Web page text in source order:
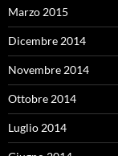
Marzo 2015
Dicembre 2014
Novembre 2014
Ottobre 2014
Luglio 2014